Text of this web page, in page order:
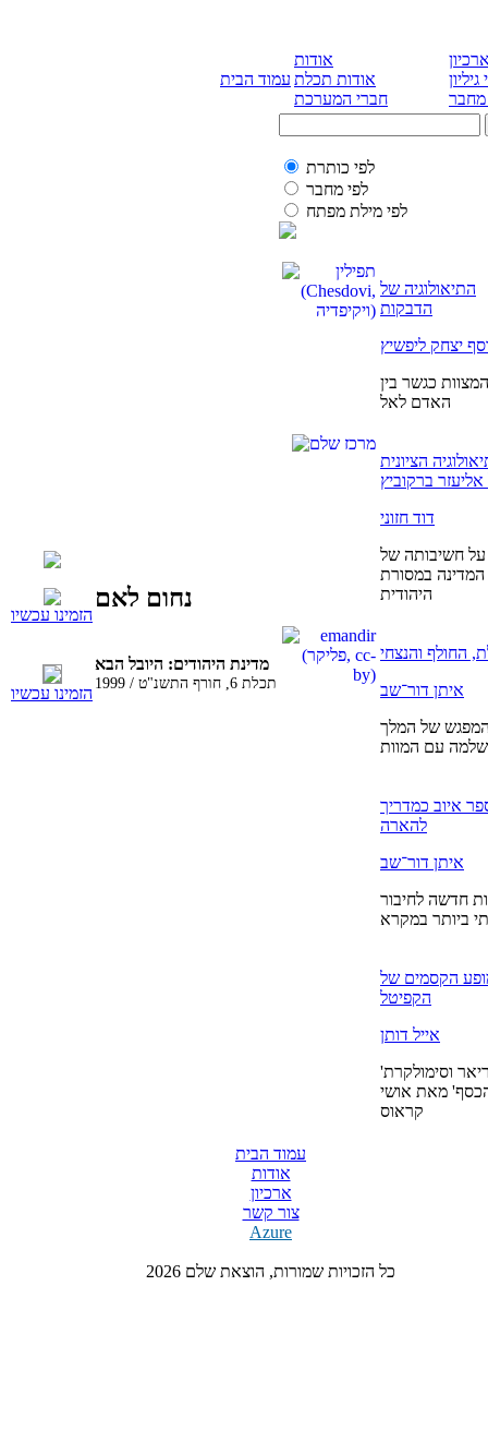
עמוד הבית
אודות
אודות תכלת
חברי המערכת
גיליון
מחבר
הזמינו עכשיו
הזמינו עכשיו
נחום לאם
מדינת היהודים: היובל הבא
תכלת 6, חורף התשנ"ט / 1999
לפי כותרת
לפי מחבר
לפי מילת מפתח
התיאולוגיה של
הדבקות
יצחק ליפשיץ
המצוות כגשר בין
האדם לאל
הציונית
ברקוביץ
דוד חזוני
על חשיבותה של
המדינה במסורת
היהודית
החולף והנצחי
איתן דור־שב
של המלך
שלמה עם המוות
איוב כמדריך
להארה
איתן דור־שב
חדשה לחיבור
ביותר במקרא
הקסמים של
הקפיטל
אייל דותן
'בודריאר וסימולקרת
מאת אושי
קראוס
עמוד הבית
אודות
ארכיון
צור קשר
Azure
כל הזכויות שמורות, הוצאת שלם 2026